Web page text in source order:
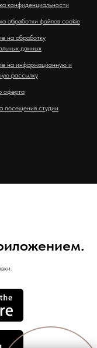
конфиденциальности
обработки файлов cookie
на обработку
данных
на информационную и
рассылку
оферта
посещения студии